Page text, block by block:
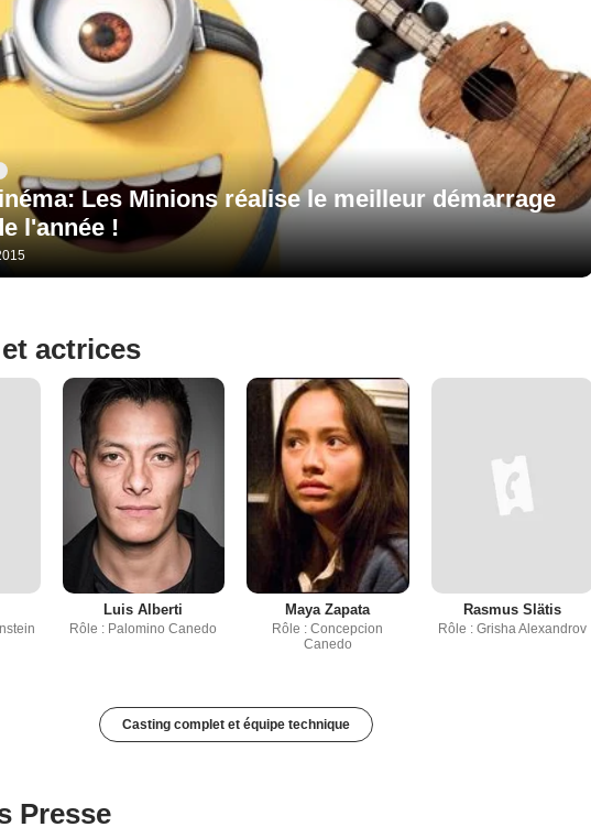
Les Minions réalise le meilleur démarrage
l'année !
actrices
Luis Alberti
Rôle : Palomino Canedo
Maya Zapata
Rôle : Concepcion
Canedo
Rasmus Slätis
Rôle : Grisha Alexandrov
Casting complet et équipe technique
Presse